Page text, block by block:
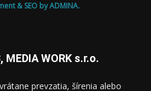
& SEO by ADMINA.
WORK s.r.o.
prevzatia, šírenia alebo